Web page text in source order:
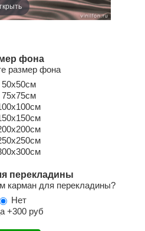
фона
размер фона
50х50см
75х75см
перекладины
карман для перекладины?
Нет
+300 руб